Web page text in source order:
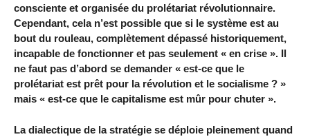
consciente et organisée du prolétariat révolutionnaire.
Cependant, cela n’est possible que si le système est au
bout du rouleau, complètement dépassé historiquement,
incapable de fonctionner et pas seulement « en crise ». Il
ne faut pas d’abord se demander « est-ce que le
prolétariat est prêt pour la révolution et le socialisme ? »
mais « est-ce que le capitalisme est mûr pour chuter ».
La dialectique de la stratégie se déploie pleinement quand